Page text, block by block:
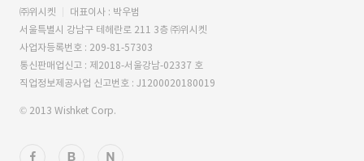
㈜위시켓
대표이사 : 박우범
서울특별시 강남구 테헤란로 211 3층 ㈜위시켓
사업자등록번호 : 209-81-57303
통신판매업신고 : 제2018-서울강남-02337 호
직업정보제공사업 신고번호 : J1200020180019
© 2013 Wishket Corp.